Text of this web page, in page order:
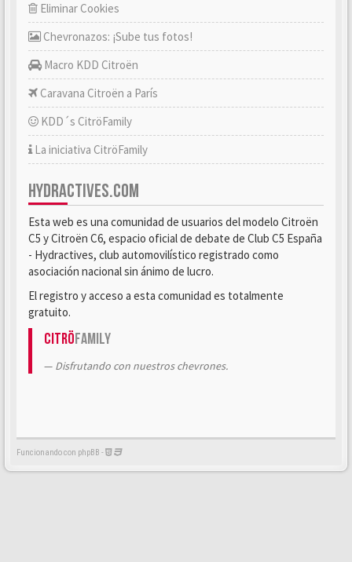
Eliminar Cookies
Chevronazos: ¡Sube tus fotos!
Macro KDD Citroën
Caravana Citroën a París
KDD´s CitröFamily
La iniciativa CitröFamily
HYDRACTIVES.COM
Esta web es una comunidad de usuarios del modelo Citroën
C5 y Citroën C6, espacio oficial de debate de Club C5 España
- Hydractives, club automovilístico registrado como
asociación nacional sin ánimo de lucro.
El registro y acceso a esta comunidad es totalmente
gratuito.
CitröFamily
Disfrutando con nuestros chevrones.
Funcionando con phpBB -